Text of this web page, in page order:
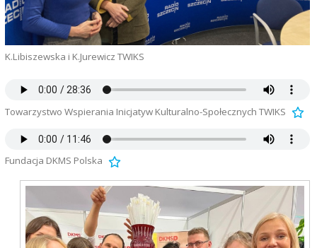
K.Libiszewska i K.Jurewicz TWIKS
Towarzystwo Wspierania Inicjatyw Kulturalno-Społecznych TWIKS
Fundacja DKMS Polska